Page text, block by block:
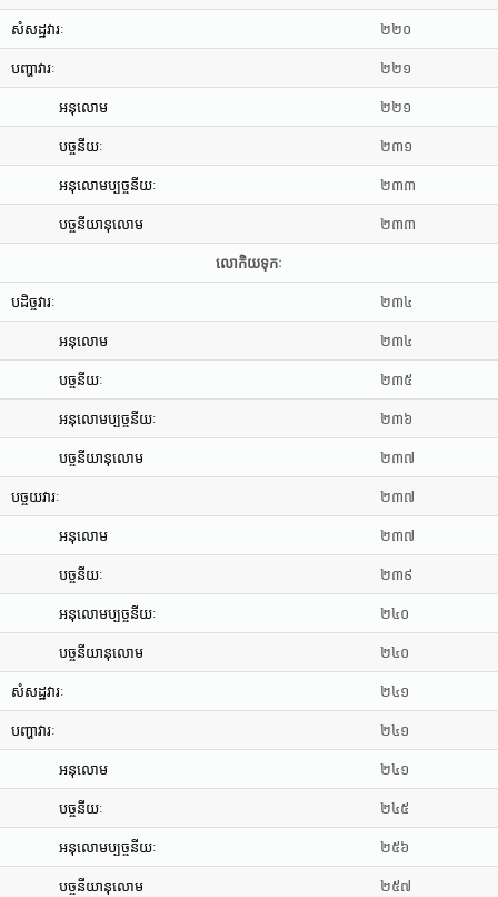
សំសដ្ឋវារៈ ២២០
បញ្ហាវារៈ ២២១
អនុលោម ២២១
បច្ចនីយៈ ២៣១
អនុលោមប្បច្ចនីយៈ ២៣៣
បច្ចនីយានុលោម ២៣៣
លោកិយទុកៈ
បដិច្ចវារៈ ២៣៤
អនុលោម ២៣៤
បច្ចនីយៈ ២៣៥
អនុលោមប្បច្ចនីយៈ ២៣៦
បច្ចនីយានុលោម ២៣៧
បច្ចយវារៈ ២៣៧
អនុលោម ២៣៧
បច្ចនីយៈ ២៣៩
អនុលោមប្បច្ចនីយៈ ២៤០
បច្ចនីយានុលោម ២៤០
សំសដ្ឋវារៈ ២៤១
បញ្ហាវារៈ ២៤១
អនុលោម ២៤១
បច្ចនីយៈ ២៤៥
អនុលោមប្បច្ចនីយៈ ២៥៦
បច្ចនីយានុលោម ២៥៧